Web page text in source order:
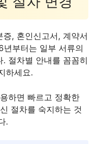
, 혼인신고서, 계약서
부터는 일부 서류의
절차별 안내를 꼼꼼히
하세요.
하면 빠르고 정확한
절차를 숙지하는 것
.